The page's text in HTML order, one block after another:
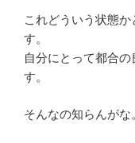
これどういう状態
す。
自分にとって都合
す。
そんなの知らんがな